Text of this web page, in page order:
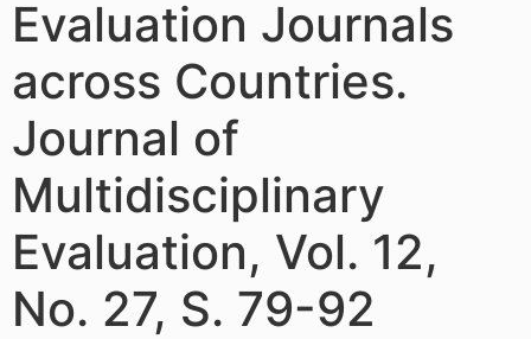
Evaluation Journals
across Countries.
Journal of
Multidisciplinary
Evaluation, Vol. 12,
No. 27, S. 79-92